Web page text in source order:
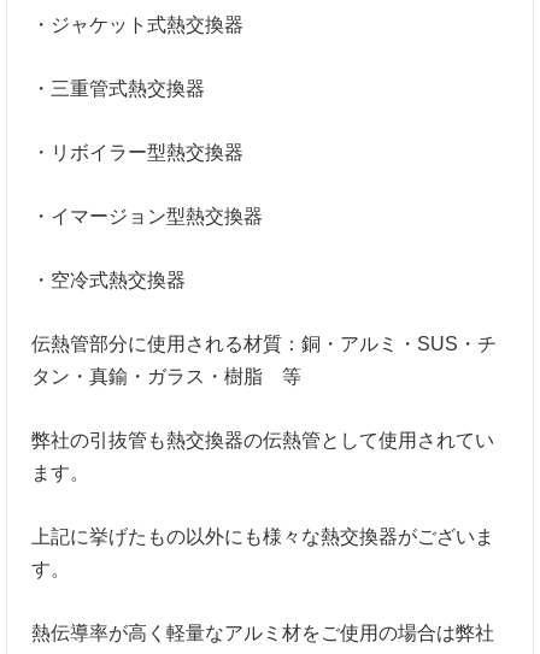
・ジャケット式熱交換器
・三重管式熱交換器
・リボイラー型熱交換器
・イマージョン型熱交換器
・空冷式熱交換器
伝熱管部分に使用される材質：銅・アルミ・SUS・チ
タン・真鍮・ガラス・樹脂 等
弊社の引抜管も熱交換器の伝熱管として使用されてい
ます。
上記に挙げたもの以外にも様々な熱交換器がございま
す。
熱伝導率が高く軽量なアルミ材をご使用の場合は弊社